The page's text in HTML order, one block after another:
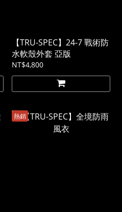
【TRU-SPEC】24-7 戰術防
水軟殼外套 亞版
NT$4,800
熱銷